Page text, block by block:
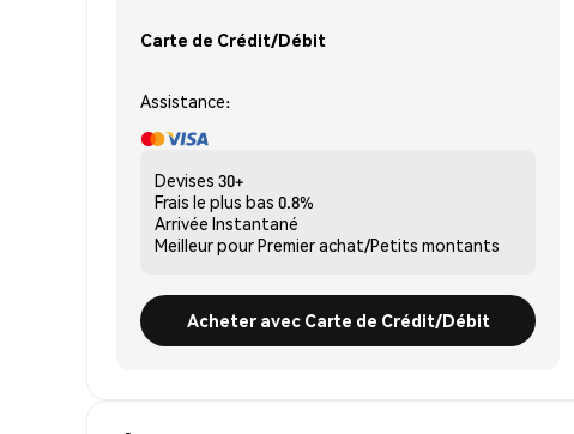
Carte de Crédit/Débit
Assistance:
Devises 30+
Frais le plus bas 0.8%
Arrivée Instantané
Meilleur pourPremier achat/Petits montants
Acheter avec Carte de Crédit/Débit